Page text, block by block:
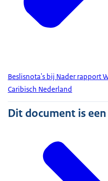
Beslisnota's bij Nader rapport
Caribisch Nederland
Dit document is